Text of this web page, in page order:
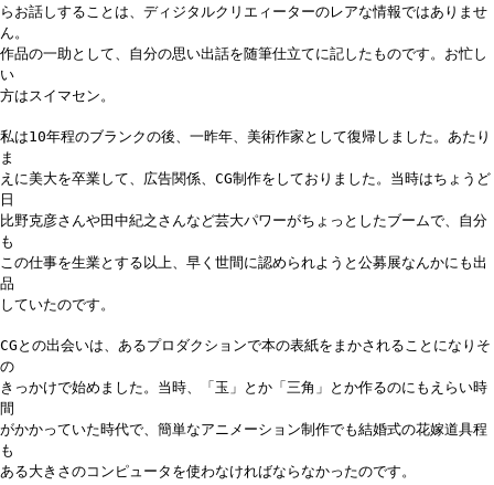
らお話しすることは、ディジタルクリエィーターのレアな情報ではありませ
ん。
作品の一助として、自分の思い出話を随筆仕立てに記したものです。お忙し
い
方はスイマセン。
私は10年程のブランクの後、一昨年、美術作家として復帰しました。あたり
ま
えに美大を卒業して、広告関係、CG制作をしておりました。当時はちょうど
日
比野克彦さんや田中紀之さんなど芸大パワーがちょっとしたブームで、自分
も
この仕事を生業とする以上、早く世間に認められようと公募展なんかにも出
品
していたのです。
CGとの出会いは、あるプロダクションで本の表紙をまかされることになりそ
の
きっかけで始めました。当時、「玉」とか「三角」とか作るのにもえらい時
間
がかかっていた時代で、簡単なアニメーション制作でも結婚式の花嫁道具程
も
ある大きさのコンピュータを使わなければならなかったのです。